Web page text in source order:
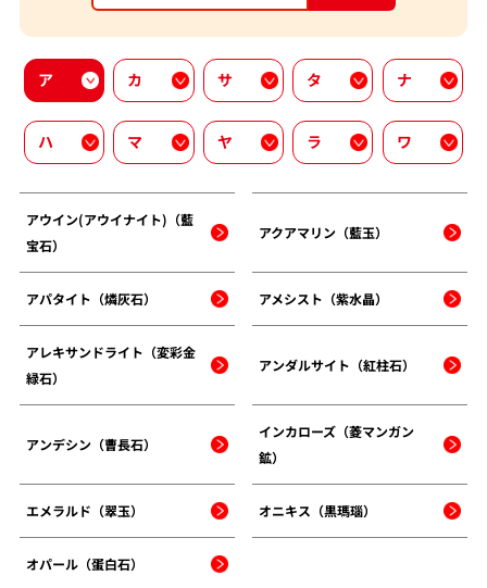
ア カ サ タ ナ
ハ マ ヤ ラ ワ
アウイン(アウイナイト)（藍
宝石）
アクアマリン（藍玉）
アパタイト（燐灰石） アメシスト（紫水晶）
アレキサンドライト（変彩金
緑石）
アンダルサイト（紅柱石）
アンデシン（曹長石）
インカローズ（菱マンガン
鉱）
エメラルド（翠玉） オニキス（黒瑪瑙）
オパール（蛋白石）